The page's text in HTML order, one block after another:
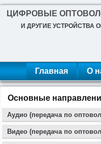
ЦИФРОВЫЕ
И ДРУГИЕ УСТРОЙСТВА
Главная О
Основные
Аудио (передача по
Видео (передача по